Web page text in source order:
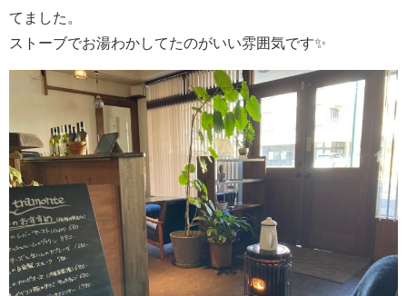
てました。
ストーブでお湯わかしてたのがいい雰囲気です✨